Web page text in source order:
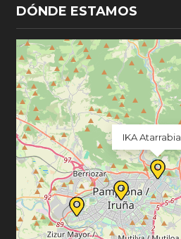
DÓNDE ESTAMOS
IKA Atarrabia